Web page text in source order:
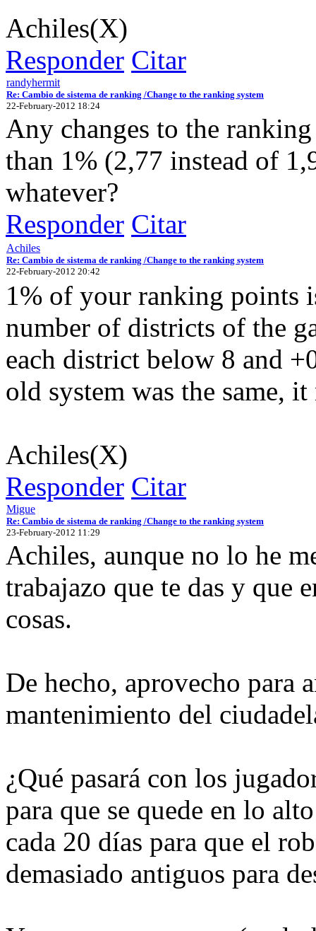
Achiles(X)
Responder Citar
randyhermit
Re: Cambio de sistema de ranking /Change to the ranking system
22-February-2012 18:24
Any changes to the
than 1% (2,77 instead of
whatever?
Responder Citar
Achiles
Re: Cambio de sistema de ranking /Change to the ranking system
22-February-2012 20:42
1% of your ranking points
number of districts of the
each district below 8 and
old system was the same,
Achiles(X)
Responder Citar
Migue
Re: Cambio de sistema de ranking /Change to the ranking system
23-February-2012 11:29
Achiles, aunque no lo he
trabajazo que te das y que
cosas.
De hecho, aprovecho para
mantenimiento del
¿Qué pasará con los
para que se quede en lo
cada 20 días para que el
demasiado antiguos para